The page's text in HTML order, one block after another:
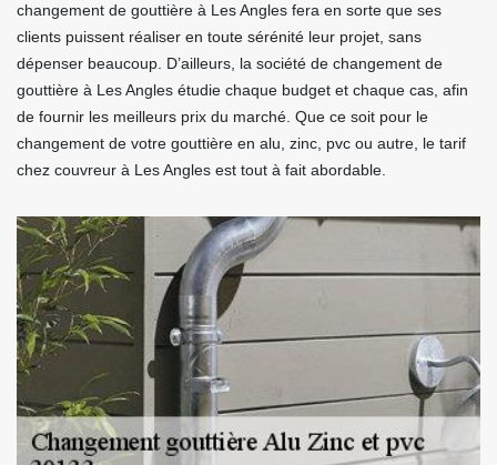
changement de gouttière à Les Angles fera en sorte que ses
clients puissent réaliser en toute sérénité leur projet, sans
dépenser beaucoup. D’ailleurs, la société de changement de
gouttière à Les Angles étudie chaque budget et chaque cas, afin
de fournir les meilleurs prix du marché. Que ce soit pour le
changement de votre gouttière en alu, zinc, pvc ou autre, le tarif
chez couvreur à Les Angles est tout à fait abordable.